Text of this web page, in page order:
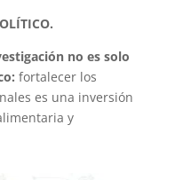
no es solo
fortalecer los
es una inversión
y